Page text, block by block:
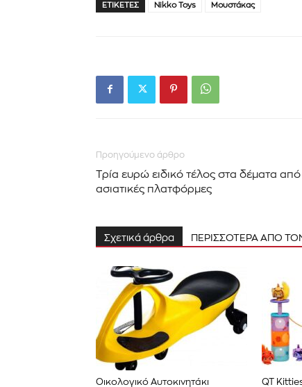
ΕΤΙΚΈΤΕΣ Nikko Toys Μουστάκας
Προηγούμενο άρθρο
Τρία ευρώ ειδικό τέλος στα δέματα από
ασιατικές πλατφόρμες
Σχετικά άρθρα ΠΕΡΙΣΣΟΤΕΡΑ ΑΠΟ
Οικολογικό Αυτοκινητάκι
QT